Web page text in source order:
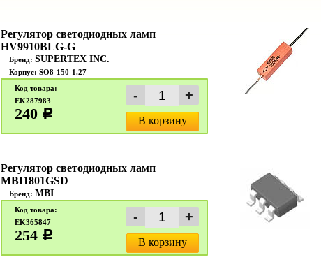
Регулятор светодиодных ламп
HV9910BLG-G
Бренд: SUPERTEX INC.
Корпус: SO8-150-1.27
Код товара:
EK287983
240 c
В корзину
Регулятор светодиодных ламп
MBI1801GSD
Бренд: MBI
Код товара:
EK365847
254 c
В корзину